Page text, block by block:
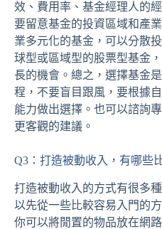
效、費用率、基金經理人的
要留意基金的投資區域和產
業多元化的基金，可以分散
球型或區域型的股票型基金
長的機會。總之，選擇基金
程，不要盲目跟風，要根據
能力做出選擇。也可以諮詢
更客觀的建議。
Q3：打造被動收入，有哪些
打造被動收入的方式有很多
以先從一些比較容易入門的
你可以將閒置的物品放在網